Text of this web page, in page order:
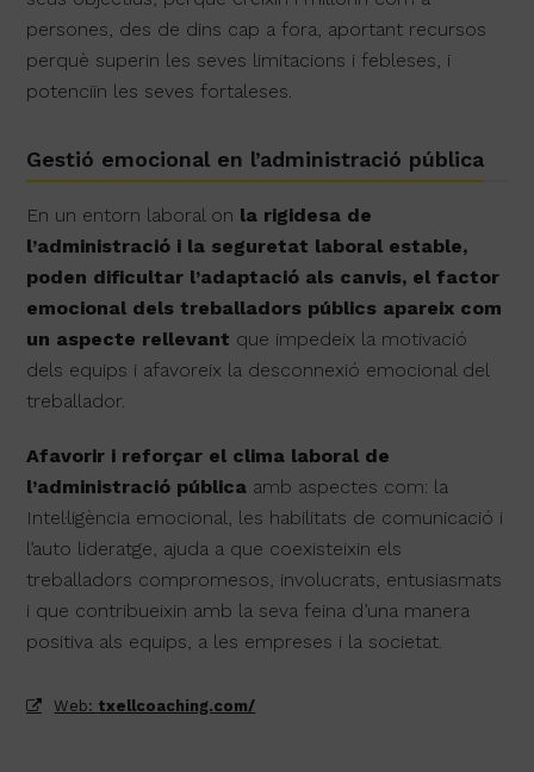
persones, des de dins cap a fora, aportant recursos
perquè superin les seves limitacions i febleses, i
potenciïn les seves fortaleses.
Gestió emocional en l’administració pública
En un entorn laboral on la rigidesa de
l’administració i la seguretat laboral estable,
poden dificultar l’adaptació als canvis, el factor
emocional dels treballadors públics apareix com
un aspecte rellevant que impedeix la motivació
dels equips i afavoreix la desconnexió emocional del
treballador.
Afavorir i reforçar el clima laboral de
l’administració pública amb aspectes com: la
Intel·ligència emocional, les habilitats de comunicació i
l’auto lideratge, ajuda a que coexisteixin els
treballadors compromesos, involucrats, entusiasmats
i que contribueixin amb la seva feina d’una manera
positiva als equips, a les empreses i la societat.
Web: txellcoaching.com/